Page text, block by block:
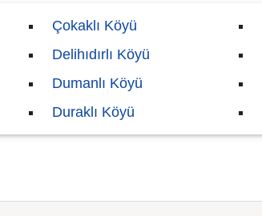
Çokaklı Köyü
Delihıdırlı Köyü
Dumanlı Köyü
Duraklı Köyü